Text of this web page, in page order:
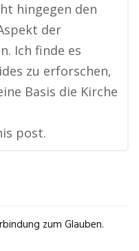
hingegen den
der
Ich finde es
zu erforschen,
Basis die Kirche
post.
zum Glauben.